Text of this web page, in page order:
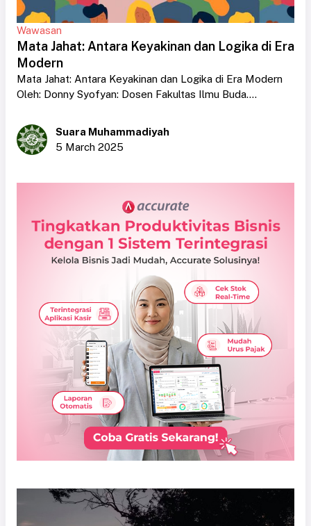
Wawasan
Mata Jahat: Antara Keyakinan dan Logika di Era
Modern
Mata Jahat: Antara Keyakinan dan Logika di Era Modern
Oleh: Donny Syofyan: Dosen Fakultas Ilmu Buda....
Suara Muhammadiyah
5 March 2025